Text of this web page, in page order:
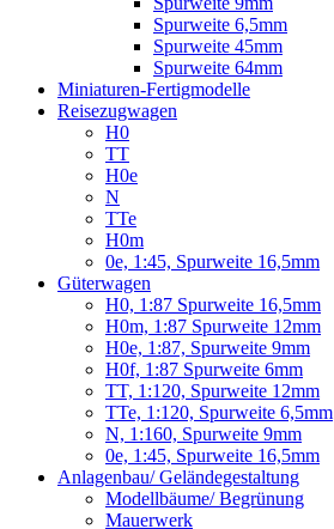
Spurweite 6,5mm
Spurweite 45mm
Spurweite 64mm
Miniaturen-Fertigmodelle
Reisezugwagen
H0
TT
H0e
N
TTe
H0m
0e, 1:45, Spurweite 16,5mm
Güterwagen
H0, 1:87 Spurweite 16,5mm
H0m, 1:87 Spurweite 12mm
H0e, 1:87, Spurweite 9mm
H0f, 1:87 Spurweite 6mm
TT, 1:120, Spurweite 12mm
TTe, 1:120, Spurweite 6,5mm
N, 1:160, Spurweite 9mm
0e, 1:45, Spurweite 16,5mm
Anlagenbau/ Geländegestaltung
Modellbäume/ Begrünung
Mauerwerk